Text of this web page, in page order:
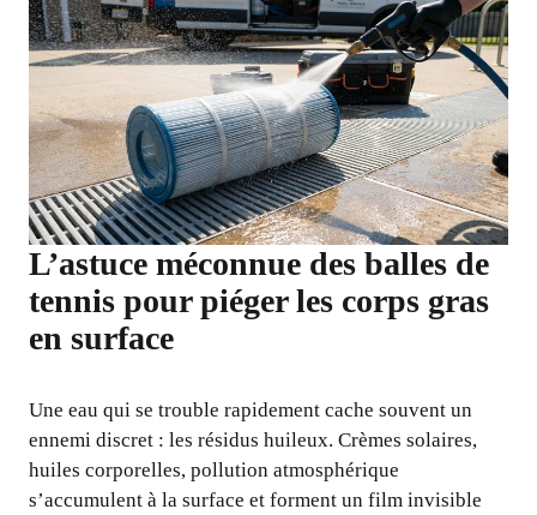
L’astuce méconnue des balles de
tennis pour piéger les corps gras
en surface
Une eau qui se trouble rapidement cache souvent un
ennemi discret : les résidus huileux. Crèmes solaires,
huiles corporelles, pollution atmosphérique
s’accumulent à la surface et forment un film invisible